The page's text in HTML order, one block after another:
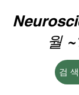
월
검